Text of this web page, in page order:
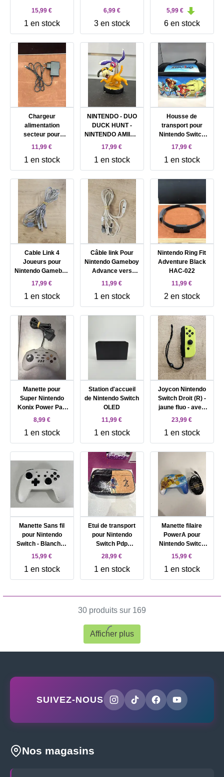
15,99 €
1 en stock
6,99 €
3 en stock
MOTION PLUS
RVL-026
5,99 €
6 en stock
Chargeur
alimentation
secteur pour
Nintendo
Super Nintendo)
11,99 €
1 en stock
NINTENDO - DUO
DUCK HUNT -
NINTENDO AMIIBO
DUO DUCK HUNT -
BROS.
COLLECTION -
PERSONNAGE DE
JEU VIDéO
SUPPLéMENTAIRE
- VIOLET, JAUNE
17,99 €
1 en stock
Housse de
transport pour
Nintendo Switch
OnePeace
17,99 €
1 en stock
Cable Link 4
Joueurs pour
Nintendo Gameboy
Advance
17,99 €
1 en stock
Câble link Pour
Nintendo Gameboy
Advance vers
Gameboy Color
11,99 €
1 en stock
Nintendo Ring Fit
Adventure Black
HAC-022
11,99 €
2 en stock
Manette pour
Super Nintendo
Konix Power Pad
SNES turbo
8,99 €
1 en stock
Station d'accueil
de Nintendo Switch
OLED
11,99 €
1 en stock
Joycon Nintendo
Switch Droit (R) -
jaune fluo - avec
dragonne -
23,99 €
1 en stock
Manette Sans fil
pour Nintendo
Switch - Blanche -
RGB - SP02
15,99 €
1 en stock
Etui de transport
pour Nintendo
Switch Pdp
Commuter Zelda
28,99 €
1 en stock
Manette filaire
PowerA pour
Nintendo Switch
Pikachu Charge
15,99 €
1 en stock
30 produits sur 169
Afficher plus
SUIVEZ-NOUS
Nos magasins